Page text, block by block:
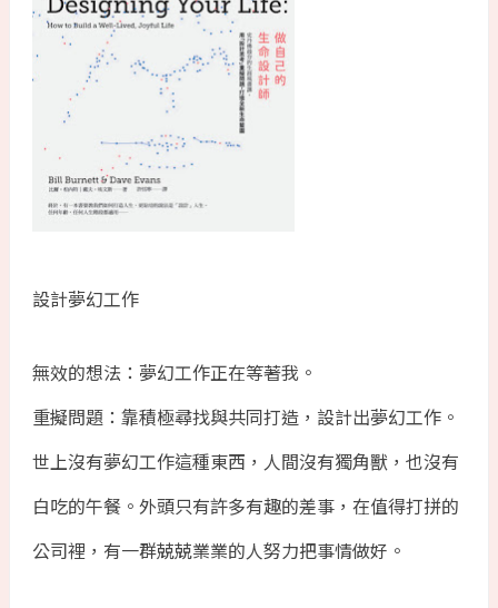
設計夢幻工作
無效的想法：夢幻工作正在等著我。
重擬問題：靠積極尋找與共同打造，設計出夢幻工作。
世上沒有夢幻工作這種東西，人間沒有獨角獸，也沒有
白吃的午餐。外頭只有許多有趣的差事，在值得打拼的
公司裡，有一群兢兢業業的人努力把事情做好。